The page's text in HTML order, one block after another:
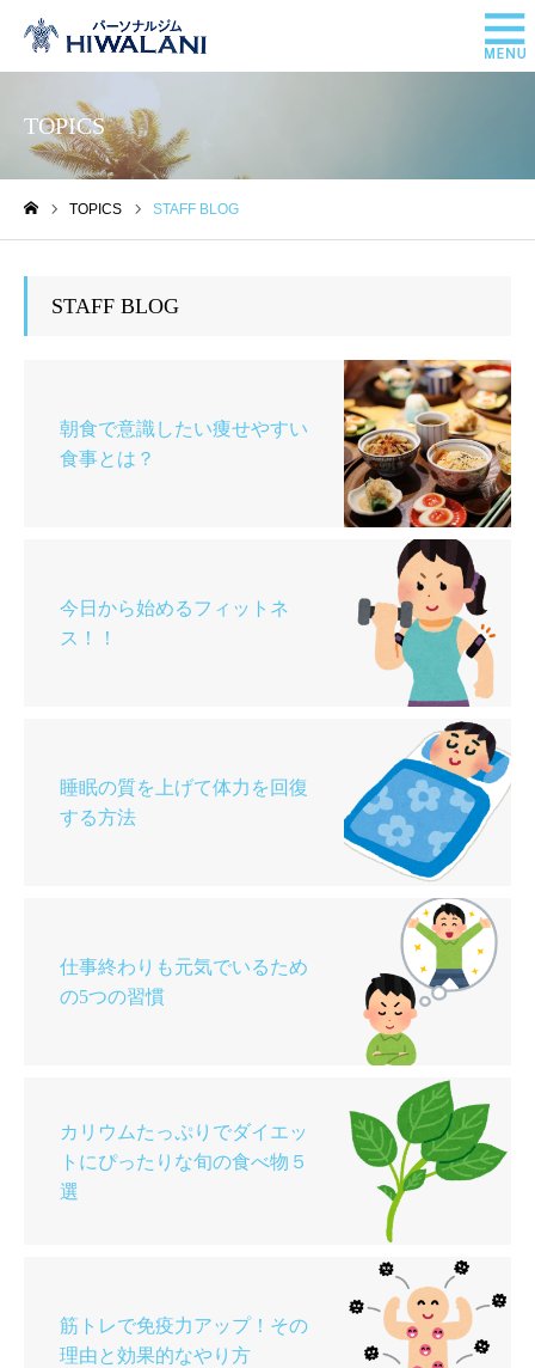
TOPICS
TOPICS STAFF BLOG
STAFF BLOG
朝食で意識したい痩せやすい
食事とは？
今日から始めるフィットネ
ス！！
睡眠の質を上げて体力を回復
する方法
仕事終わりも元気でいるため
の5つの習慣
カリウムたっぷりでダイエッ
トにぴったりな旬の食べ物５
選
筋トレで免疫力アップ！その
理由と効果的なやり方